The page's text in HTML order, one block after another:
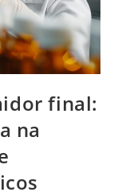
final:
na